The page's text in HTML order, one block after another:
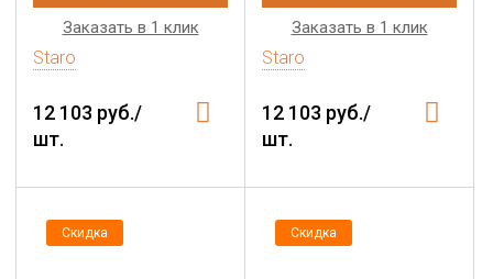
Заказать в 1 клик
Staro
12 103 руб./
шт.
Заказать в 1 клик
Staro
12 103 руб./
шт.
Скидка Скидка